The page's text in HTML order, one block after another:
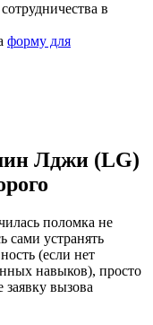
в
форму для
Лджи (LG)
поломка не
сами устранять
(если нет
навыков), просто
заявку вызова